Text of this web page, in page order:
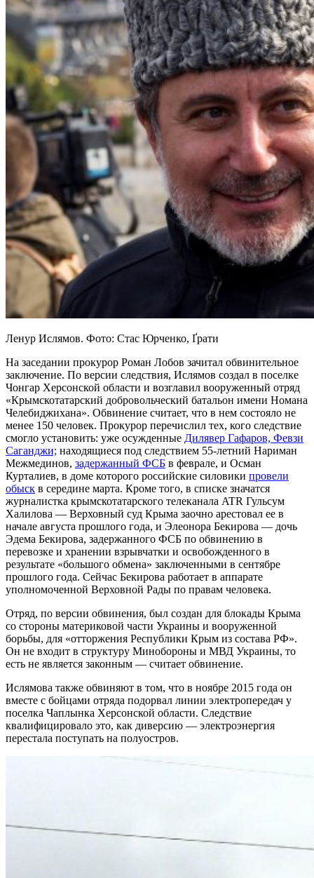
Ленур Ислямов. Фото: Стас Юрченко, Ґрати
На заседании прокурор Роман Лобов зачитал обвинительное
заключение. По версии следствия, Ислямов создал в поселке
Чонгар Херсонской области и возглавил вооруженный отряд
«Крымскотатарский добровольческий батальон имени Номана
Челебиджихана». Обвинение считает, что в нем состояло не
менее 150 человек. Прокурор перечислил тех, кого следствие
смогло установить: уже осужденные Дилявер Гафаров, Февзи
Саганджи; находящиеся под следствием 55-летний Нариман
Межмединов, задержанный ФСБ в феврале, и Осман
Курталиев, в доме которого российские силовики провели
обыск в середине марта. Кроме того, в списке значатся
журналистка крымскотатарского телеканала ATR Гульсум
Халилова — Верховный суд Крыма заочно арестовал ее в
начале августа прошлого года, и Элеонора Бекирова — дочь
Эдема Бекирова, задержанного ФСБ по обвинению в
перевозке и хранении взрывчатки и освобожденного в
результате «большого обмена» заключенными в сентябре
прошлого года. Сейчас Бекирова работает в аппарате
уполномоченной Верховной Рады по правам человека.
Отряд, по версии обвинения, был создан для блокады Крыма
со стороны материковой части Украины и вооруженной
борьбы, для «отторжения Республики Крым из состава РФ».
Он не входит в структуру Минобороны и МВД Украины, то
есть не является законным — считает обвинение.
Ислямова также обвиняют в том, что в ноябре 2015 года он
вместе с бойцами отряда подорвал линии электропередач у
поселка Чаплынка Херсонской области. Следствие
квалифицировало это, как диверсию — электроэнергия
перестала поступать на полуостров.